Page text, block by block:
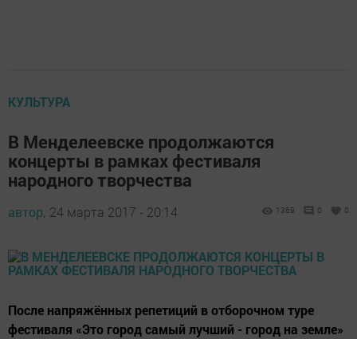
КУЛЬТУРА
В Менделеевске продолжаются
концерты в рамках фестиваля
народного творчества
автор, 24 марта 2017 - 20:14 1369 0 0
После напряжённых репетиций в отборочном туре
фестиваля «Это город самый лучший - город на земле»